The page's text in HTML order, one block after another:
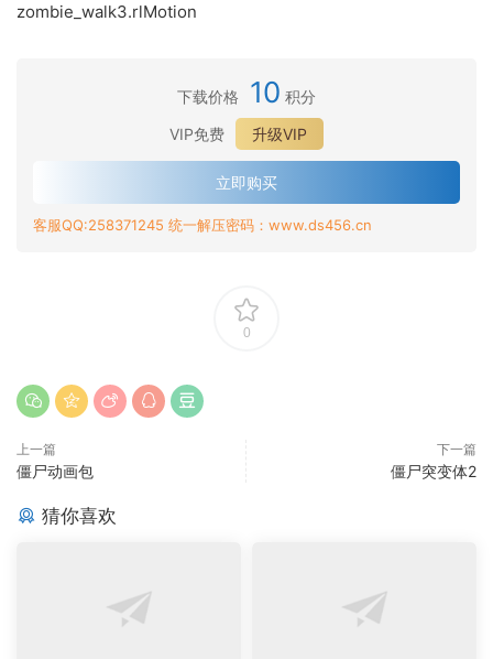
zombie_walk3.rlMotion
下载价格 10 积分
VIP免费
升级VIP
立即购买
客服QQ:258371245 统一解压密码：www.ds456.cn
0
上一篇
僵尸动画包
下一篇
僵尸突变体2
猜你喜欢